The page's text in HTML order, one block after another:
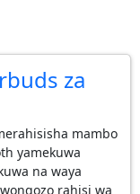
za
mambo
yamekuwa
na waya
rahisi wa